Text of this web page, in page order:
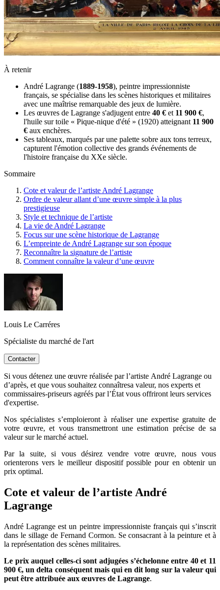
À retenir
André Lagrange (1889-1958), peintre impressionniste
français, se spécialise dans les scènes historiques et militaires
avec une maîtrise remarquable des jeux de lumière.
Les œuvres de Lagrange s'adjugent entre 40 € et 11 900 €,
l'huile sur toile « Pique-nique d'été » (1920) atteignant 11 900
€ aux enchères.
Ses tableaux, marqués par une palette sobre aux tons terreux,
capturent l'émotion collective des grands événements de
l'histoire française du XXe siècle.
Sommaire
Cote et valeur de l’artiste André Lagrange
Ordre de valeur allant d’une œuvre simple à la plus
prestigieuse
Style et technique de l’artiste
La vie de André Lagrange
Focus sur une scène historique de Lagrange
L’empreinte de André Lagrange sur son époque
Reconnaître la signature de l’artiste
Comment connaître la valeur d’une œuvre
Louis Le Carréres
Spécialiste du marché de l'art
Contacter
Si vous détenez une œuvre réalisée par l’artiste André Lagrange ou
d’après, et que vous souhaitez connaîtresa valeur, nos experts et
commissaires-priseurs agréés par l’État vous offriront leurs services
d'expertise.
Nos spécialistes s’emploieront à réaliser une expertise gratuite de
votre œuvre, et vous transmettront une estimation précise de sa
valeur sur le marché actuel.
Par la suite, si vous désirez vendre votre œuvre, nous vous
orienterons vers le meilleur dispositif possible pour en obtenir un
prix optimal.
Cote et valeur de l’artiste André
Lagrange
André Lagrange est un peintre impressionniste français qui s’inscrit
dans le sillage de Fernand Cormon. Se consacrant à la peinture et à
la représentation des scènes militaires.
Le prix auquel celles-ci sont adjugées s’échelonne entre 40 et 11
900 €, un delta conséquent mais qui en dit long sur la valeur qui
peut être attribuée aux œuvres de Lagrange.